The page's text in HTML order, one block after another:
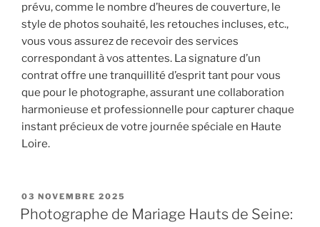
prévu, comme le nombre d’heures de couverture, le
style de photos souhaité, les retouches incluses, etc.,
vous vous assurez de recevoir des services
correspondant à vos attentes. La signature d’un
contrat offre une tranquillité d’esprit tant pour vous
que pour le photographe, assurant une collaboration
harmonieuse et professionnelle pour capturer chaque
instant précieux de votre journée spéciale en Haute
Loire.
PUBLIÉ
LE
03 NOVEMBRE 2025
Photographe de Mariage Hauts de Seine: